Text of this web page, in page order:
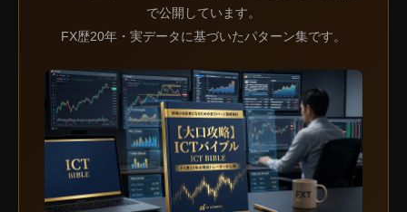
で公開しています。
FX歴20年・実データに基づいたパターン集です。